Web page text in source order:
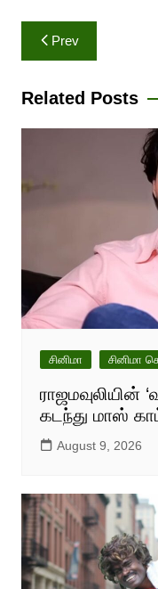
Post
navigation
Prev
Related Posts
சினிமா சினிமா
ராஜமவுலியின்
கடந்து மாஸ்
August 9, 2026